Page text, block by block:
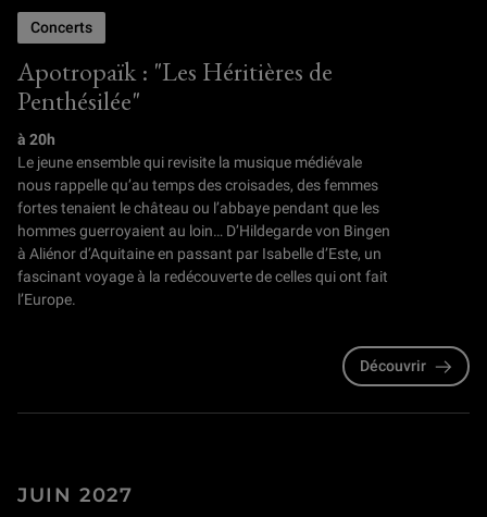
Apotropaïk : "Les Héritières de
Penthésilée"
Concerts
à 20h
Le jeune ensemble qui revisite la musique médiévale
nous rappelle qu’au temps des croisades, des femmes
fortes tenaient le château ou l’abbaye pendant que les
hommes guerroyaient au loin… D’Hildegarde von Bingen
à Aliénor d’Aquitaine en passant par Isabelle d’Este, un
fascinant voyage à la redécouverte de celles qui ont fait
l’Europe.
Découvrir
JUIN 2027